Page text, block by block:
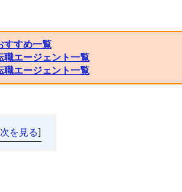
すすめ一覧
職エージェント一覧
職エージェント一覧
を見る]